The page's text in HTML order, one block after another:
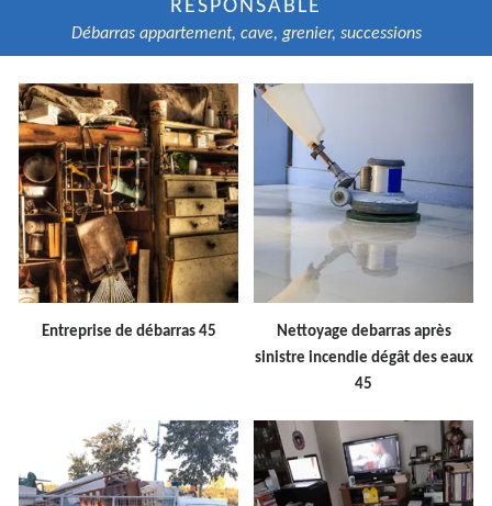
RESPONSABLE
Débarras appartement, cave, grenier, successions
Entreprise de débarras 45
Nettoyage debarras après
sinistre incendie dégât des eaux
45